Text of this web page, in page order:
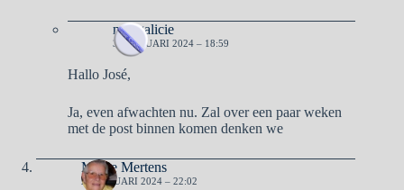
naargalicie
3 FEBRUARI 2024 – 18:59
Hallo José,
Ja, even afwachten nu. Zal over een paar weken
met de post binnen komen denken we
Mieke Mertens
2 FEBRUARI 2024 – 22:02